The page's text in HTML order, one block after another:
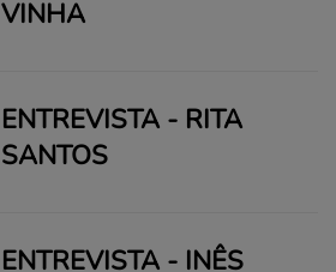
VINHA
ENTREVISTA - RITA
SANTOS
ENTREVISTA - INÊS